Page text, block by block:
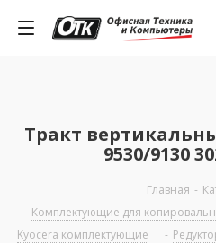
Тракт
9530/9130
Главная -
Комплектующие для
Kyocera комплектующие
-